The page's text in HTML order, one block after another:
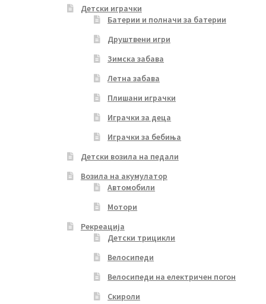
Детски играчки
Батерии и полначи за батерии
Друштвени игри
Зимска забава
Летна забава
Плишани играчки
Играчки за деца
Играчки за бебиња
Детски возила на педали
Возила на акумулатор
Автомобили
Мотори
Рекреација
Детски трицикли
Велосипеди
Велосипеди на електричен погон
Скироли